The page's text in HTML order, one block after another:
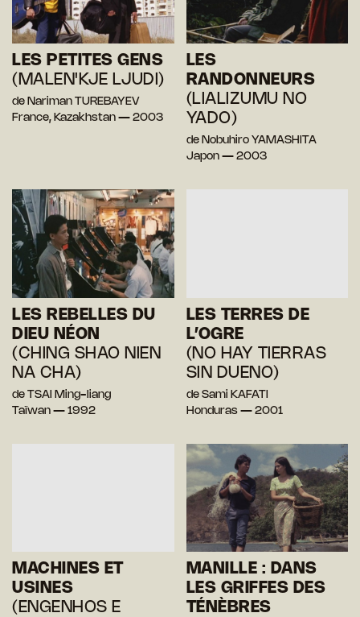
LES PETITES GENS
(MALEN'KJE LJUDI)
de Nariman TUREBAYEV
France, Kazakhstan — 2003
LES
RANDONNEURS
(LIALIZUMU NO
YADO)
de Nobuhiro YAMASHITA
Japon — 2003
LES REBELLES DU
DIEU NÉON
(CHING SHAO NIEN
NA CHA)
de TSAI Ming-liang
Taïwan — 1992
LES TERRES DE
L’OGRE
(NO HAY TIERRAS
SIN DUENO)
de Sami KAFATI
Honduras — 2001
MACHINES ET
USINES
(ENGENHOS E
MANILLE : DANS
LES GRIFFES DES
TÉNÈBRES